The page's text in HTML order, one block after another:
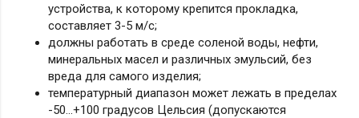
устройства, к которому крепится прокладка,
составляет 3-5 м/с;
должны работать в среде соленой воды, нефти,
минеральных масел и различных эмульсий, без
вреда для самого изделия;
температурный диапазон может лежать в пределах
-50…+100 градусов Цельсия (допускаются